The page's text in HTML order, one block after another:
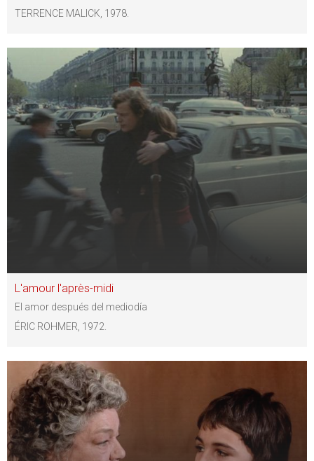
TERRENCE MALICK, 1978.
L'amour l'après-midi
El amor después del mediodía
ÉRIC ROHMER, 1972.